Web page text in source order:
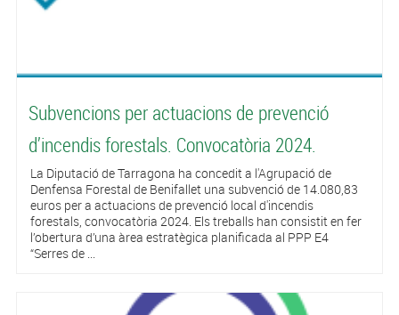
Subvencions per actuacions de prevenció
d’incendis forestals. Convocatòria 2024.
La Diputació de Tarragona ha concedit a l'Agrupació de
Denfensa Forestal de Benifallet una subvenció de 14.080,83
euros per a actuacions de prevenció local d'incendis
forestals, convocatòria 2024. Els treballs han consistit en fer
l’obertura d’una àrea estratègica planificada al PPP E4
“Serres de ...